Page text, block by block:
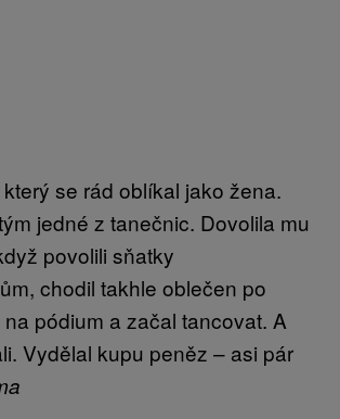
se rád oblíkal jako žena.
jedné z tanečnic. Dovolila mu
povolili sňatky
chodil takhle oblečen po
pódium a začal tancovat. A
Vydělal kupu peněz – asi pár